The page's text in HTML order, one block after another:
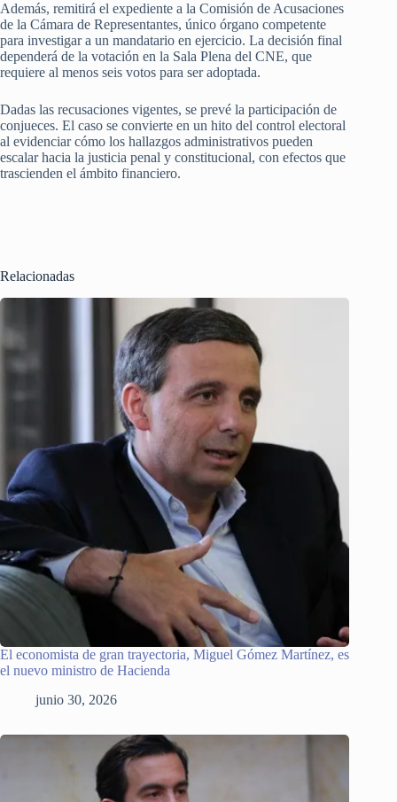
Además, remitirá el expediente a la Comisión de Acusaciones
de la Cámara de Representantes, único órgano competente
para investigar a un mandatario en ejercicio. La decisión final
dependerá de la votación en la Sala Plena del CNE, que
requiere al menos seis votos para ser adoptada.
Dadas las recusaciones vigentes, se prevé la participación de
conjueces. El caso se convierte en un hito del control electoral
al evidenciar cómo los hallazgos administrativos pueden
escalar hacia la justicia penal y constitucional, con efectos que
trascienden el ámbito financiero.
Relacionadas
El economista de gran trayectoria, Miguel Gómez Martínez, es
el nuevo ministro de Hacienda
junio 30, 2026